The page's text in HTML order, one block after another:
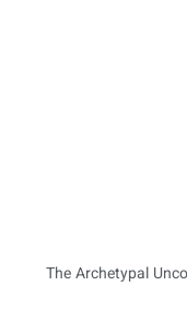
The Archetypal